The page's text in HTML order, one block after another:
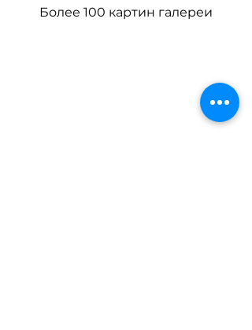
Более 100 картин галереи